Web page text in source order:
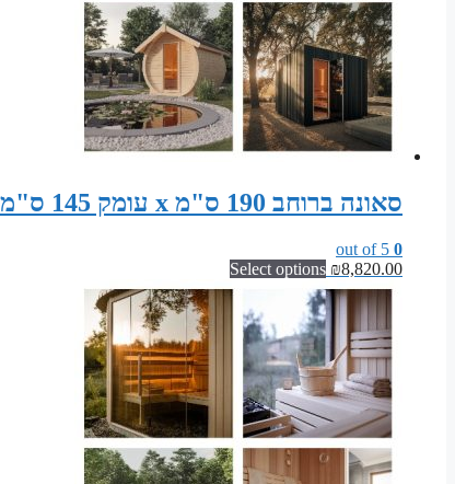
סאונה ברוחב 190 ס"מ x עומק 145 ס"מ x גובה 200 ס"מ סט חלקים לבניית סאונה יבשה קלאסית
0
₪8,820.00
Select options